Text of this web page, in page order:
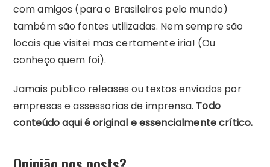
com amigos (para o Brasileiros pelo mundo)
também são fontes utilizadas. Nem sempre são
locais que visitei mas certamente iria! (Ou
conheço quem foi).
Jamais publico releases ou textos enviados por
empresas e assessorias de imprensa. Todo
conteúdo aqui é original e essencialmente crítico.